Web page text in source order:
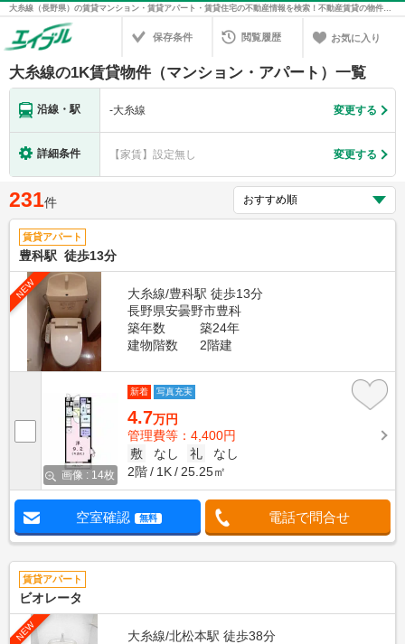
大糸線（長野県）の賃貸マンション・賃貸アパート・賃貸住宅の不動産情報を検索！不動産賃貸の物件探しは、お部屋探しのエイブル
保存条件 閲覧履歴 お気に入り
大糸線の1K賃貸物件（マンション・アパート）一覧
沿線・駅 -大糸線 変更する
詳細条件 【家賃】設定無し 変更する
231件
賃貸アパート
豊科駅 徒歩13分
NEW
大糸線/豊科駅 徒歩13分
長野県安曇野市豊科
築年数
築24年
建物階数
2階建
画像 : 14枚
新着 写真充実
4.7万円
管理費等：4,400円
敷
なし 礼
なし
2階
1K 25.25㎡
空室確認 無料 電話で問合せ
賃貸アパート
ビオレータ
NEW
大糸線/北松本駅 徒歩38分